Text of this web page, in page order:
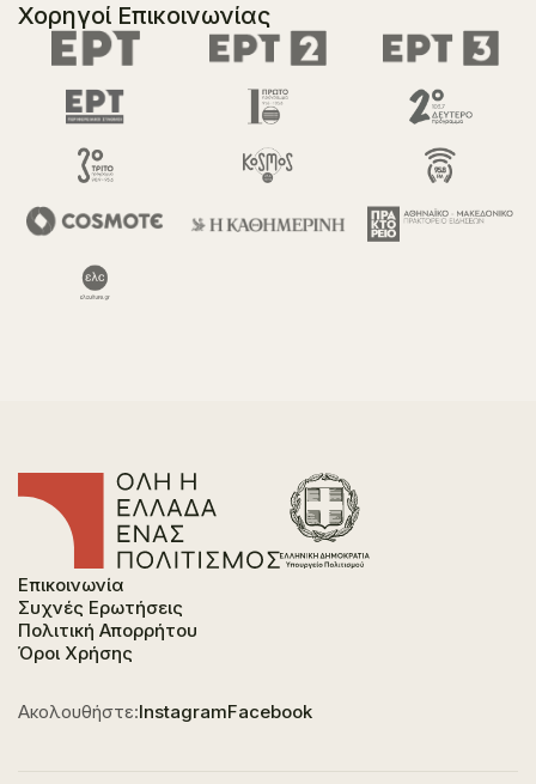
Χορηγοί Επικοινωνίας
Επικοινωνία
Συχνές Ερωτήσεις
Πολιτική Απορρήτου
Όροι Χρήσης
Ακολουθήστε:InstagramFacebook